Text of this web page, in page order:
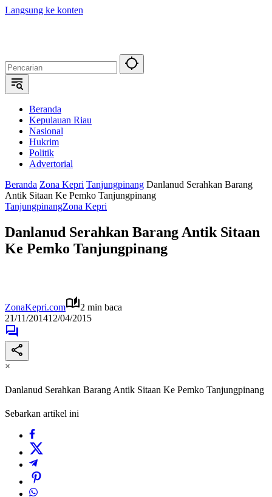
Langsung ke konten
Beranda
Kepulauan Riau
Nasional
Hukrim
Politik
Advertorial
Beranda Zona Kepri Tanjungpinang Danlanud Serahkan Barang
Antik Sitaan Ke Pemko Tanjungpinang
TanjungpinangZona Kepri
Danlanud Serahkan Barang Antik Sitaan
Ke Pemko Tanjungpinang
ZonaKepri.com
2 min baca
21/11/201412/04/2015
×
Danlanud Serahkan Barang Antik Sitaan Ke Pemko Tanjungpinang
Sebarkan artikel ini